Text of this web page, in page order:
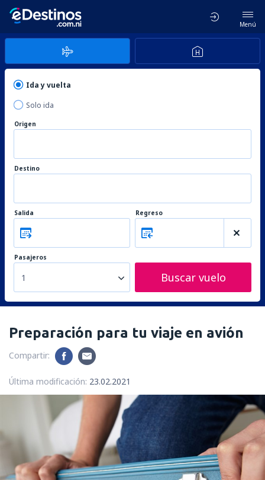
Menú
Ida y vuelta
Solo ida
Origen
Destino
Salida Regreso
Pasajeros
1 Buscar vuelo
Preparación para tu viaje en avión
Compartir:
Última modificación: 23.02.2021